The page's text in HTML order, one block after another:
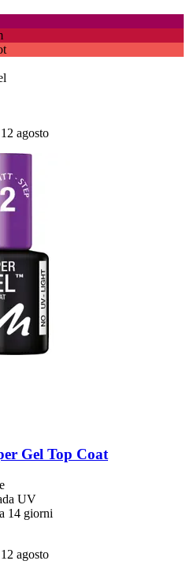
agosto
Gel Top Coat
UV
14 giorni
agosto